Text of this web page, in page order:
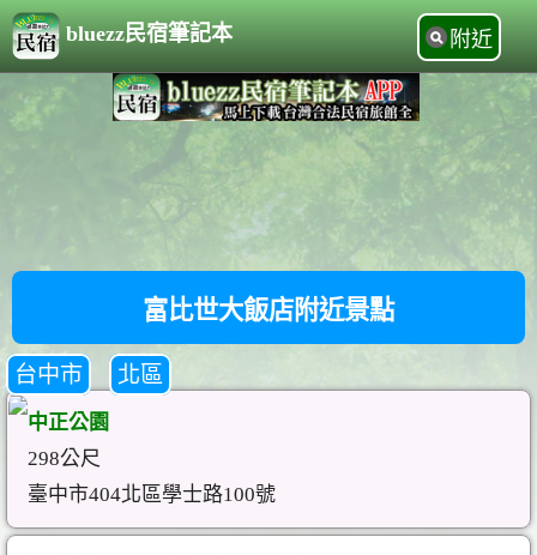
bluezz民宿筆記本 附近
富比世大飯店附近景點
台中市 北區
中正公園
298公尺
臺中市404北區學士路100號